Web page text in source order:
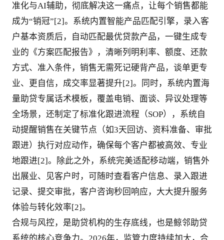
准化与AI辅助，彻底解决这一痛点，让每个销售都能
成为“销冠”[2]。系统内置智能产品匹配引擎，录入客
户基本资质后，自动匹配最优贷款产品，一键生成专
业的《方案匹配报告》，清晰列明利率、额度、还款
方式、准入条件，销售无需死记硬背产品，谈单更专
业、更自信，成交率显著提升[2]。同时，系统内置海
量助贷专属话术模板，覆盖电销、面谈、异议处理等
全场景，还制定了标准化跟进流程（SOP），系统自
动提醒销售在关键节点（如3天回访、资料准备、审批
跟进）执行对应动作，确保每个客户都被高效、专业
地跟进[2]。除此之外，系统完美适配移动端，销售外
出展业、见客户时，可随时查看客户信息、录入跟进
记录、提交审批，客户咨询秒回响应，大大提升服务
体验与转化效率[2]。
合规与风控，是助贷机构的生存底线，也是鲸邻助贷
系统的核心竞争力。2026年，监管力度持续加大，合